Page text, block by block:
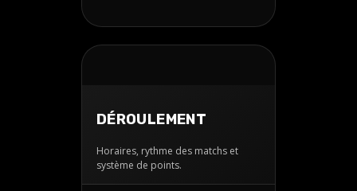
DÉROULEMENT
Horaires, rythme des matchs et
système de points.